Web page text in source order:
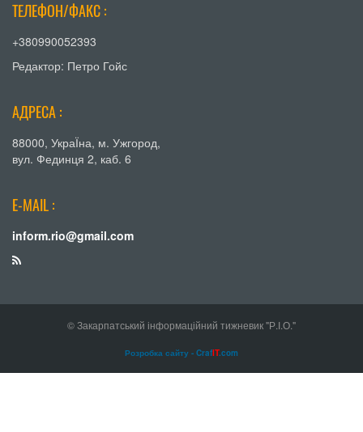
ТЕЛЕФОН/ФАКС :
+380990052393
Редактор: Петро Гойс
АДРЕСА :
88000, УкраЇна, м. Ужгород,
вул. Фединця 2, каб. 6
E-MAIL :
inform.rio@gmail.com
© Закарпатський інформаційний тижневик "Р.І.О."
Розробка сайту - CrafIT.com